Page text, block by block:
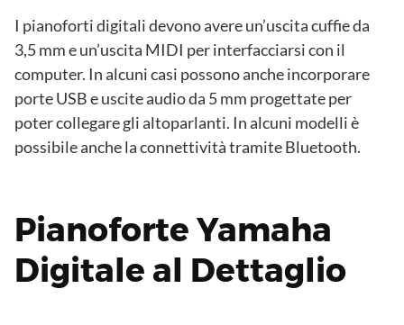
I pianoforti digitali devono avere un’uscita cuffie da
3,5 mm e un’uscita MIDI per interfacciarsi con il
computer. In alcuni casi possono anche incorporare
porte USB e uscite audio da 5 mm progettate per
poter collegare gli altoparlanti. In alcuni modelli è
possibile anche la connettività tramite Bluetooth.
Pianoforte Yamaha
Digitale al Dettaglio